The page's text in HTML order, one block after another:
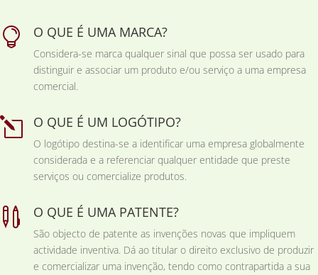
 O QUE É UMA MARCA?
Considera-se marca qualquer sinal que possa ser usado para
distinguir e associar um produto e/ou serviço a uma empresa
comercial.
l O QUE É UM LOGÓTIPO?
O logótipo destina-se a identificar uma empresa globalmente
considerada e a referenciar qualquer entidade que preste
serviços ou comercialize produtos.
 O QUE É UMA PATENTE?
São objecto de patente as invenções novas que impliquem
actividade inventiva. Dá ao titular o direito exclusivo de produzir
e comercializar uma invenção, tendo como contrapartida a sua